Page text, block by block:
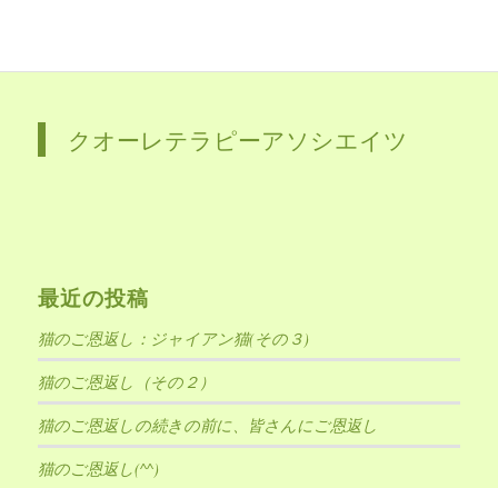
クオーレテラピーアソシエイツ
最近の投稿
猫のご恩返し：ジャイアン猫(その３)
猫のご恩返し（その２）
猫のご恩返しの続きの前に、皆さんにご恩返し
猫のご恩返し(^^)